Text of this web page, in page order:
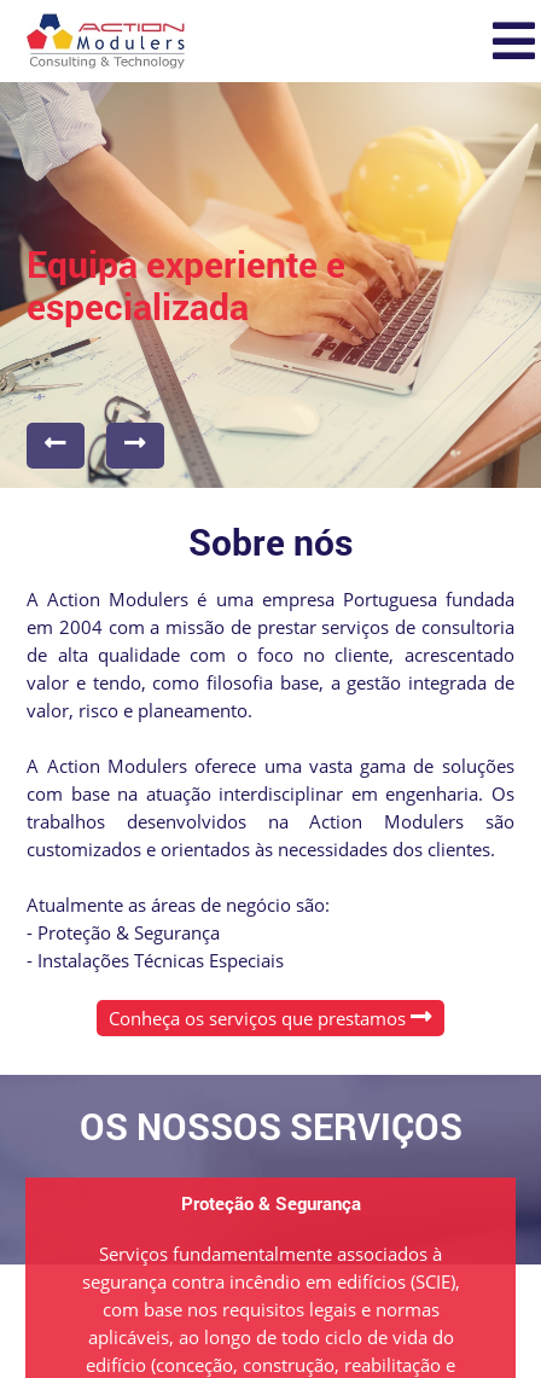
Equipa experiente e
especializada
Sobre nós
A Action Modulers é uma empresa Portuguesa fundada
em 2004 com a missão de prestar serviços de consultoria
de alta qualidade com o foco no cliente, acrescentado
valor e tendo, como filosofia base, a gestão integrada de
valor, risco e planeamento.
A Action Modulers oferece uma vasta gama de soluções
com base na atuação interdisciplinar em engenharia. Os
trabalhos desenvolvidos na Action Modulers são
customizados e orientados às necessidades dos clientes.
Atualmente as áreas de negócio são:
- Proteção & Segurança
- Instalações Técnicas Especiais
Conheça os serviços que prestamos
OS NOSSOS SERVIÇOS
Proteção & Segurança
Serviços fundamentalmente associados à
segurança contra incêndio em edifícios (SCIE),
com base nos requisitos legais e normas
aplicáveis, ao longo de todo ciclo de vida do
edifício (conceção, construção, reabilitação e